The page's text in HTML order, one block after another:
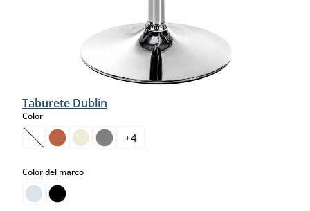
Taburete Dublin
Colorselect
(Esta opción no está disponible en este momento.)
+4
Color del marcoselect